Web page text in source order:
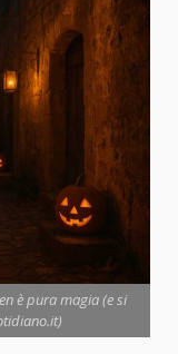
è pura magia (e si